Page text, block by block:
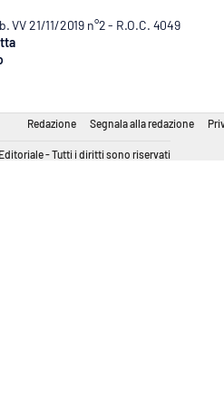
21/11/2019 n°2 - R.O.C. 4049
Redazione Segnala alla redazione
- Tutti i diritti sono riservati